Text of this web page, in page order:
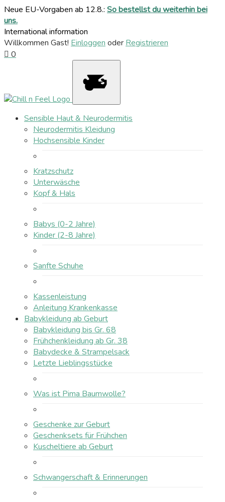
Neue EU-Vorgaben ab 12.8.: So bestellst du weiterhin bei
uns.
International information
Willkommen Gast! Einloggen oder Registrieren
0
Sensible Haut & Neurodermitis
Neurodermitis Kleidung
Hochsensible Kinder
Kratzschutz
Unterwäsche
Kopf & Hals
Babys (0-2 Jahre)
Kinder (2-8 Jahre)
Sanfte Schuhe
Kassenleistung
Anleitung Krankenkasse
Babykleidung ab Geburt
Babykleidung bis Gr. 68
Frühchenkleidung ab Gr. 38
Babydecke & Strampelsack
Letzte Lieblingsstücke
Was ist Pima Baumwolle?
Geschenke zur Geburt
Geschenksets für Frühchen
Kuscheltiere ab Geburt
Schwangerschaft & Erinnerungen